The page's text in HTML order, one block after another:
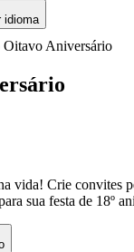
idioma
Oitavo Aniversário
vida! Crie convites
sua festa de 18º